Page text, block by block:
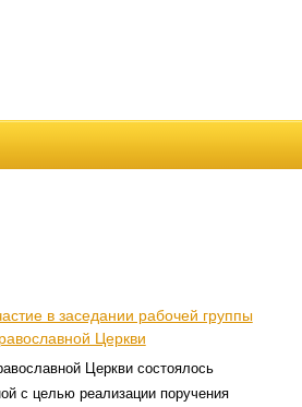
в заседании рабочей группы
Церкви
Церкви состоялось
с целью реализации поручения